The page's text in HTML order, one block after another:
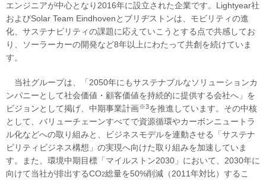
エンジニアが中心となり2016年に設立された企業です。Lightyear社
およびSolar Team Eindhovenとブリヂストンは、モビリティの進
化、サステナビリティの課題に応えていこうとする点で共感してお
り、ソーラーカーの開発など8年以上にわたって共創を続けていま
す。
当社グループは、「2050年にもサステナブルなソリューションカ
ンパニーとして社会価値・顧客価値を持続的に提供する会社へ」を
ビジョンとして掲げ、中期事業計画※3を推進しています。その中核
として、バリューチェーンすべてで資源循環やカーボンニュートラ
ル化などへの取り組みと、ビジネスモデルを連動させる「サステナ
ビリティビジネス構想」の実現へ向けた取り組みを加速していま
す。また、環境中期目標「マイルストン2030」において、2030年に
向けて当社が排出するCO2総量を50%削減（2011年対比）するこ